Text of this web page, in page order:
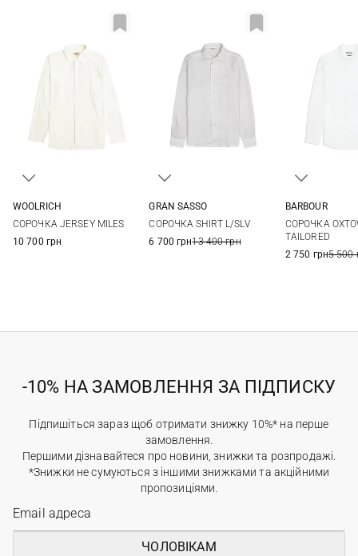
WOOLRICH
СОРОЧКА JERSEY MILES
10 700 грн
GRAN SASSO
СОРОЧКА SHIRT L/SLV
6 700 грн13 400 грн
XXL
3XL
BARBOUR
СОРОЧКА
TAILORED
2 750 грн5 500
-10% НА ЗАМОВЛЕННЯ ЗА ПІДПИСКУ
Підпишіться зараз щоб отримати знижку 10%* на перше
замовлення.
Першими дізнавайтеся про новини, знижки та розпродажі.
*Знижки не сумуються з іншими знижками та акційними
пропозиціями.
ЧОЛОВІКАМ